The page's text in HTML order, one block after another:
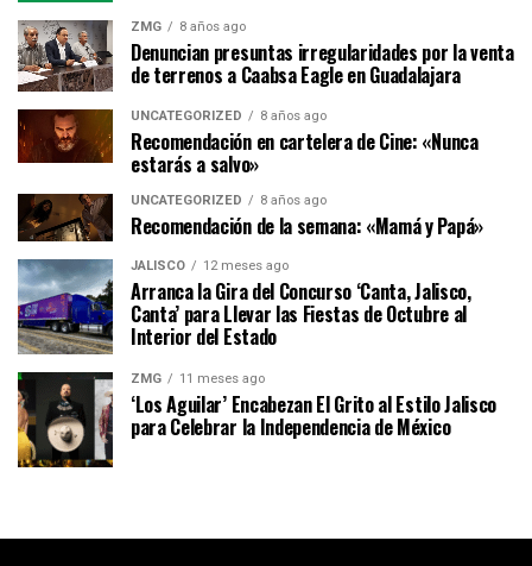
ZMG 8 años ago
Denuncian presuntas irregularidades por la venta
de terrenos a Caabsa Eagle en Guadalajara
UNCATEGORIZED 8 años ago
Recomendación en cartelera de Cine: «Nunca
estarás a salvo»
UNCATEGORIZED 8 años ago
Recomendación de la semana: «Mamá y Papá»
JALISCO 12 meses ago
Arranca la Gira del Concurso ‘Canta, Jalisco,
Canta’ para Llevar las Fiestas de Octubre al
Interior del Estado
ZMG 11 meses ago
‘Los Aguilar’ Encabezan El Grito al Estilo Jalisco
para Celebrar la Independencia de México